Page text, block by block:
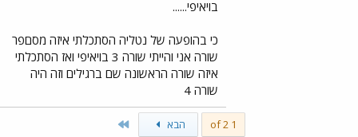
בויאיפי......
כי בהופעה של נטליה הסתכלתי איזה מסםפר
שורה אני והייתי שורה 3 בויאיפי ואז הסתכלתי
איזה שורה הראשונה שם ברגילים וזה היה
שורה 4
1 of 2 הבא